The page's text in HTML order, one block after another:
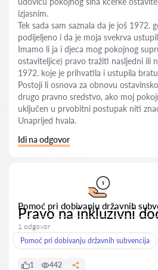
izjasnim.
Tek sada sam saznala da je još 1972.
podijeljeno i da je moja svekrva
Imamo li ja i djeca mog pokojnog
ostaviteljice) pravo tražiti nasljedni ili
1972. koje je prihvatila i ustupila
Postoji li osnova za obnovu
drugo pravno sredstvo, ako moj
uključen u prvobitni postupak niti
Unaprijed hvala.
Idi na odgovor
Pomoć pri dobivanju državnih
Pravo na inkluzivni
1 odgovor
Pomoć pri dobivanju državnih subvencija
1 442